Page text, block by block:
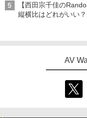
【西田宗千佳の
縦横比はどれがいい
AV